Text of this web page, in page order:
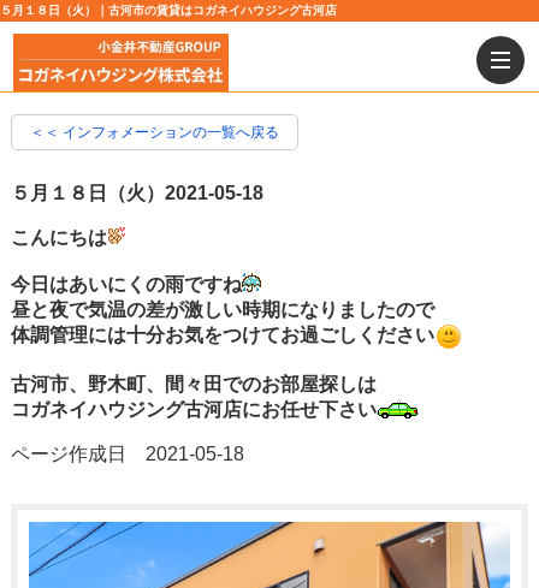
５月１８日（火）｜古河市の賃貸はコガネイハウジング古河店
＜＜ インフォメーションの一覧へ戻る
５月１８日（火） 2021-05-18
こんにちは
今日はあいにくの雨ですね
昼と夜で気温の差が激しい時期になりましたので
体調管理には十分お気をつけてお過ごしください
古河市、野木町、間々田でのお部屋探しは
コガネイハウジング古河店にお任せ下さい
ページ作成日 2021-05-18